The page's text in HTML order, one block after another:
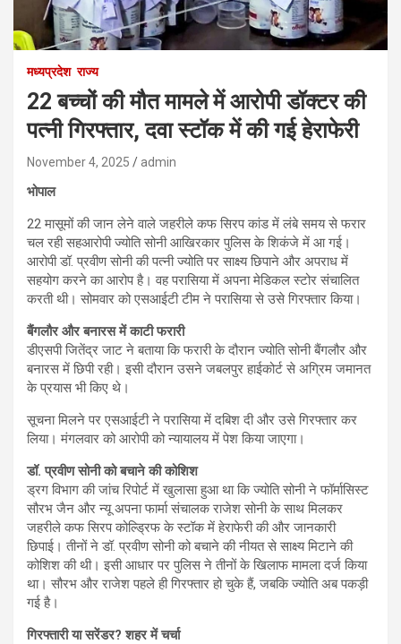
मध्यप्रदेश राज्य
22 बच्चों की मौत मामले में आरोपी डॉक्टर की
पत्नी गिरफ्तार, दवा स्टॉक में की गई हेराफेरी
November 4, 2025 admin
भोपाल
22 मासूमों की जान लेने वाले जहरीले कफ सिरप कांड में लंबे समय से फरार
चल रही सहआरोपी ज्योति सोनी आखिरकार पुलिस के शिकंजे में आ गई।
आरोपी डॉ. प्रवीण सोनी की पत्नी ज्योति पर साक्ष्य छिपाने और अपराध में
सहयोग करने का आरोप है। वह परासिया में अपना मेडिकल स्टोर संचालित
करती थी। सोमवार को एसआईटी टीम ने परासिया से उसे गिरफ्तार किया।
बैंगलौर और बनारस में काटी फरारी
डीएसपी जितेंद्र जाट ने बताया कि फरारी के दौरान ज्योति सोनी बैंगलौर और
बनारस में छिपी रही। इसी दौरान उसने जबलपुर हाईकोर्ट से अग्रिम जमानत
के प्रयास भी किए थे।
सूचना मिलने पर एसआईटी ने परासिया में दबिश दी और उसे गिरफ्तार कर
लिया। मंगलवार को आरोपी को न्यायालय में पेश किया जाएगा।
डॉ. प्रवीण सोनी को बचाने की कोशिश
ड्रग विभाग की जांच रिपोर्ट में खुलासा हुआ था कि ज्योति सोनी ने फॉर्मासिस्ट
सौरभ जैन और न्यू अपना फार्मा संचालक राजेश सोनी के साथ मिलकर
जहरीले कफ सिरप कोल्ड्रिफ के स्टॉक में हेराफेरी की और जानकारी
छिपाई। तीनों ने डॉ. प्रवीण सोनी को बचाने की नीयत से साक्ष्य मिटाने की
कोशिश की थी। इसी आधार पर पुलिस ने तीनों के खिलाफ मामला दर्ज किया
था। सौरभ और राजेश पहले ही गिरफ्तार हो चुके हैं, जबकि ज्योति अब पकड़ी
गई है।
गिरफ्तारी या सरेंडर? शहर में चर्चा